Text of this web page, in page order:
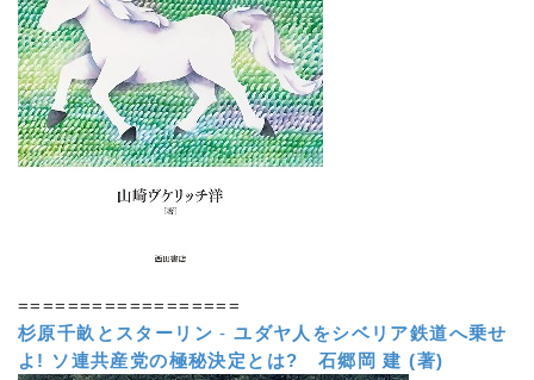
==================
杉原千畝とスターリン -ユダヤ人をシベリア鉄道へ乗せ
よ! ソ連共産党の極秘決定とは?
石郷岡 建 (著)